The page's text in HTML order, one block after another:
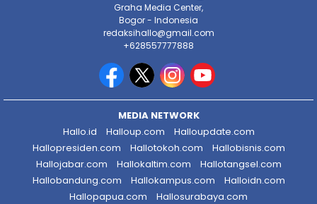
Graha Media Center,
Bogor - Indonesia
redaksihallo@gmail.com
+628557777888
MEDIA NETWORK
Hallo.id
Halloup.com
Halloupdate.com
Hallopresiden.com
Hallotokoh.com
Hallobisnis.com
Hallojabar.com
Hallokaltim.com
Hallotangsel.com
Hallobandung.com
Hallokampus.com
Halloidn.com
Hallopapua.com
Hallosurabaya.com